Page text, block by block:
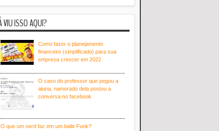
VIU ISSO AQUI?
Como fazer o planejamento
financeiro (simplificado) para sua
empresa crescer em 2022
O caso do professor que pegou a
aluna, namorado dela postou a
conversa no facebook
O que um nerd faz em um baile Funk?